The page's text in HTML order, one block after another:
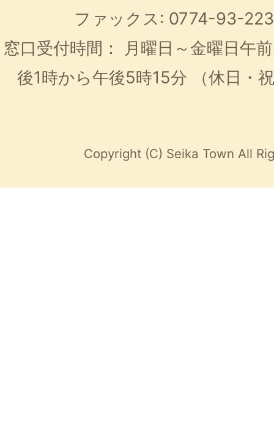
ファックス: 0774-93-
窓口受付時間：
月曜日～金曜日午
後1時から午後5時15分
（休日・
Copyright (C) Seika Town All